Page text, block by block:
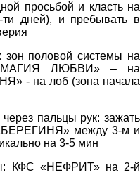
просьбой и класть на
дней), и пребывать в
половой системы на
ЛЮБВИ» – на
- на лоб (зона начала
пальцы рук: зажать
между 3-м и
на 3-5 мин
КФС «НЕФРИТ» на 2-й